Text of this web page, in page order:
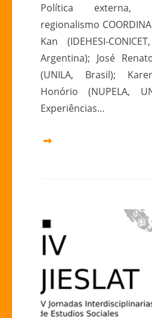
Política externa,
regionalismo
Kan (IDEHESI-
Argentina); José
(UNILA, Brasil);
Honório (NUPELA,
Experiências…